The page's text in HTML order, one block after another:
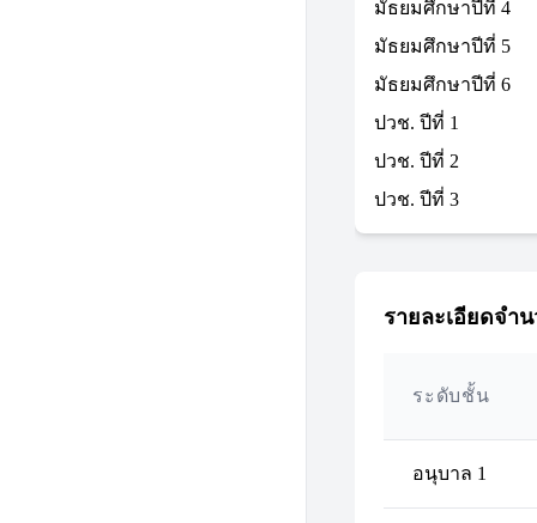
มัธยมศึกษาปีที่ 4
มัธยมศึกษาปีที่ 5
มัธยมศึกษาปีที่ 6
ปวช. ปีที่ 1
ปวช. ปีที่ 2
ปวช. ปีที่ 3
รายละเอียดจำ
ระดับชั้น
อนุบาล 1